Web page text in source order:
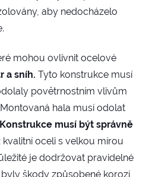
aby nedocházelo
mohou ovlivnit ocelové
a sníh. Tyto konstrukce musí
povětrnostním vlivům
hala musí odolat
Konstrukce musí být správně
oceli s velkou mírou
je dodržovat pravidelné
škody způsobené korozí